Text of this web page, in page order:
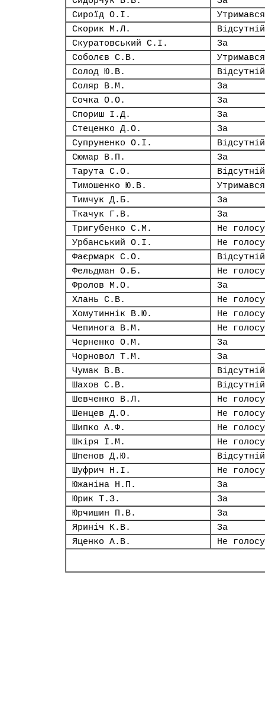
Сироїд О.І.
Утримався
Скорик М.Л.
Відсутній
Скуратовський С.І.
За
Соболєв С.В.
Утримався
Солод Ю.В.
Відсутній
Соляр В.М.
За
Сочка О.О.
За
Спориш І.Д.
За
Стеценко Д.О.
За
Супруненко О.І.
Відсутній
Сюмар В.П.
За
Тарута С.О.
Відсутній
Тимошенко Ю.В.
Утримався
Тимчук Д.Б.
За
Ткачук Г.В.
За
Тригубенко С.М.
Не
Урбанський О.І.
Не
Фаєрмарк С.О.
Відсутній
Фельдман О.Б.
Не
Фролов М.О.
За
Хлань С.В.
Не
Хомутиннік В.Ю.
Не
Чепинога В.М.
Не
Черненко О.М.
За
Чорновол Т.М.
За
Чумак В.В.
Відсутній
Шахов С.В.
Відсутній
Шевченко В.Л.
Не
Шенцев Д.О.
Не
Шипко А.Ф.
Не
Шкіря І.М.
Не
Шпенов Д.Ю.
Відсутній
Шуфрич Н.І.
Не
Южаніна Н.П.
За
Юрик Т.З.
За
Юрчишин П.В.
За
Яриніч К.В.
За
Яценко А.В.
Не